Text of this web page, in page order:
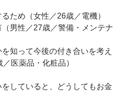
ため（女性／26歳／電機）
（男性／27歳／警備・メンテナ
知って今後の付き合いを考え
医薬品・化粧品）
していると、どうしてもお金